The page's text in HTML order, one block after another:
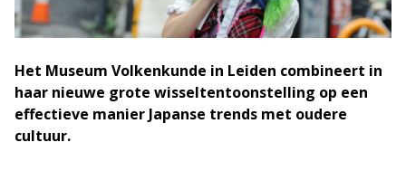
Het Museum Volkenkunde in Leiden combineert in
haar nieuwe grote wisseltentoonstelling op een
effectieve manier Japanse trends met oudere
cultuur.